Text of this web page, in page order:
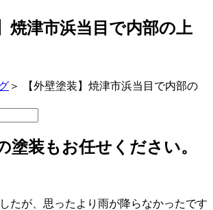
焼津市浜当目で内部の上
＞
【外壁塗装】焼津市浜当目で内部の
塗装もお任せください。
たが、思ったより雨が降らなかったです